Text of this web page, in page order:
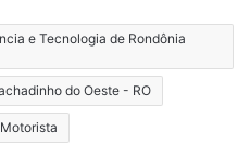
e Tecnologia de Rondônia
do Oeste - RO
Motorista